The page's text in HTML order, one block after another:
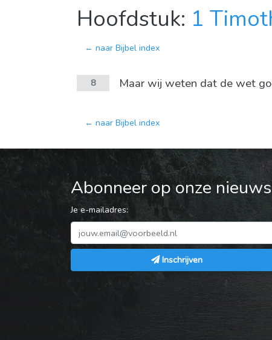
Hoofdstuk: 1
← naar Bijbel index
8 Maar wij weten dat de wet
← naar Bijbel index
Abonneer op onze
Je e-mailadres:
Inschrijven